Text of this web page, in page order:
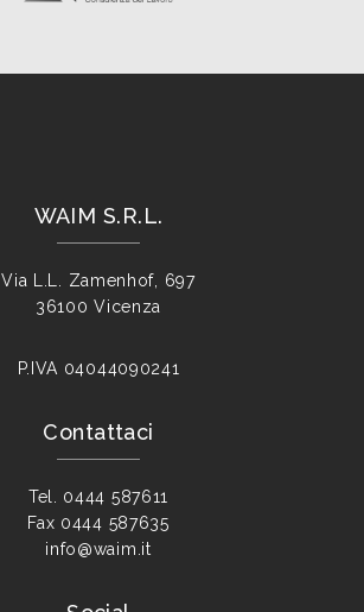
WAIM S.R.L.
Via L.L. Zamenhof, 697
36100 Vicenza
P.IVA 04044090241
Contattaci
Tel. 0444 587611
Fax 0444 587635
info@waim.it